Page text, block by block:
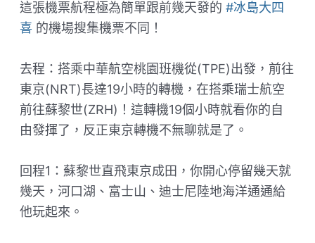
這張機票航程極為簡單跟前幾天發的 #冰島大四
喜 的機場搜集機票不同！
去程：搭乘中華航空桃園班機從(TPE)出發，前往
東京(NRT)長達19小時的轉機，在搭乘瑞士航空
前往蘇黎世(ZRH)！這轉機19個小時就看你的自
由發揮了，反正東京轉機不無聊就是了。
回程1：蘇黎世直飛東京成田，你開心停留幾天就
幾天，河口湖、富士山、迪士尼陸地海洋通通給
他玩起來。